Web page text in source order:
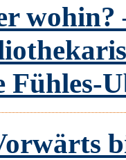
Fühles-